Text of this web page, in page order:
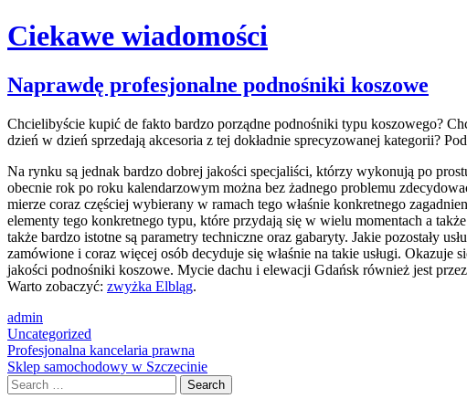
Ciekawe wiadomości
Skip
to
Naprawdę profesjonalne podnośniki koszowe
Chcielibyście kupić de fakto bardzo porządne podnośniki typu koszowego?
dzień w dzień sprzedają akcesoria z tej dokładnie sprecyzowanej kategorii?
Na rynku są jednak bardzo dobrej jakości specjaliści, którzy wykonują po
obecnie rok po roku kalendarzowym można bez żadnego problemu
mierze coraz częściej wybierany w ramach tego właśnie konkretnego
elementy tego konkretnego typu, które przydają się w wielu momentach a
także bardzo istotne są parametry techniczne oraz gabaryty. Jakie pozostały
zamówione i coraz więcej osób decyduje się właśnie na takie usługi.
jakości podnośniki koszowe. Mycie dachu i elewacji Gdańsk również jest
Warto zobaczyć: zwyżka Elbląg.
admin
Uncategorized
Post
navigation
Profesjonalna kancelaria prawna
Sklep samochodowy w Szczecinie
Search